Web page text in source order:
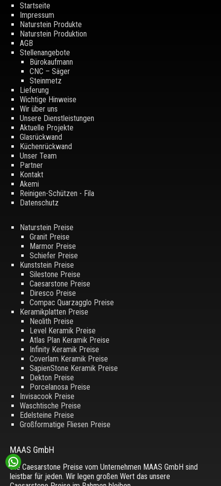
Startseite
Impressum
Naturstein Produkte
Naturstein Produktion
AGB
Stellenangebote
Bürokaufmann
CNC – Säger
Steinmetz
Lieferung
Wichtige Hinweise
Wir über uns
Unsere Dienstleistungen
Aktuelle Projekte
Glasrückwand
Küchenrückwand
Unser Team
Partner
Kontakt
Akemi
Reinigen-Schützen - Fila
Datenschutz
Naturstein Preise
Granit Preise
Marmor Preise
Schiefer Preise
Kunststein Preise
Silestone Preise
Caesarstone Preise
Diresco Preise
Compac Quarzagglo Preise
Keramikplatten Preise
Neolith Preise
Level Keramik Preise
Atlas Plan Keramik Preise
Infinity Keramik Preise
Coverlam Keramik Preise
SapienStone Keramik Preise
Dekton Preise
Porcelanosa Preise
Invisacook Preise
Waschtische Preise
Edelsteine Preise
Großformatige Fliesen Preise
MAAS GmbH
Die Caesarstone Preise vom Unternehmen MAAS GmbH sind
leistbar für jeden. Wir legen großen Wert das unsere